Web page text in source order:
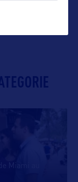
Miami au